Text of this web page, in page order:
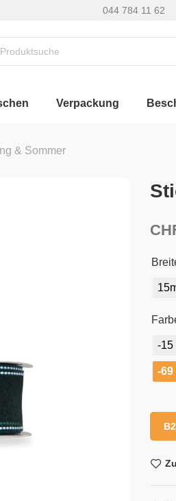
044 784 11 62
Verpackung
& Sommer
-15
-